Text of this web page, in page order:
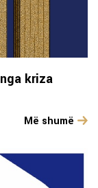
kriza
Më shumë